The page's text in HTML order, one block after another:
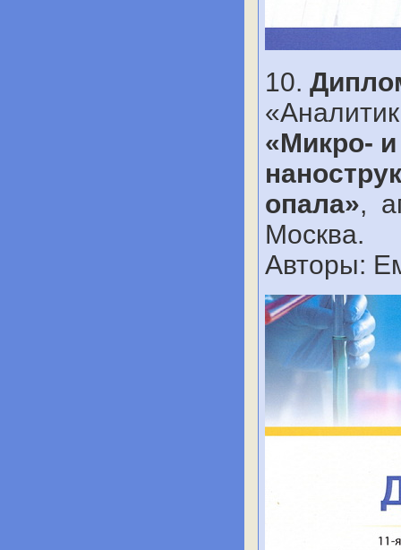
10.
«Микро-
опала»,
Москва.
Авторы: